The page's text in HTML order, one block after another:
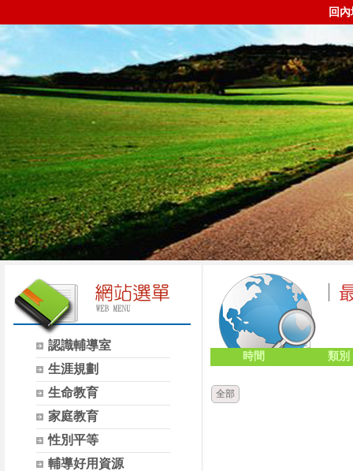
回
認識輔導室
生涯規劃
生命教育
家庭教育
性別平等
輔導好用資源
時間 類別
全部